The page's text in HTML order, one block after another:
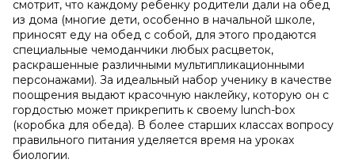
смотрит, что каждому ребенку родители дали на обед
из дома (многие дети, особенно в начальной школе,
приносят еду на обед с собой, для этого продаются
специальные чемоданчики любых расцветок,
раскрашенные различными мультипликационными
персонажами). За идеальный набор ученику в качестве
поощрения выдают красочную наклейку, которую он с
гордостью может прикрепить к своему lunch-box
(коробка для обеда). В более старших классах вопросу
правильного питания уделяется время на уроках
биологии.